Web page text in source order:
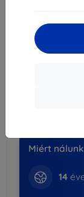
Szállítás
Ft)
Miért
14